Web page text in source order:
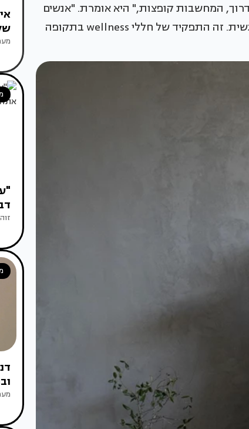
המחשבות קופצות," היא אומרת. "אנשים
מחפשים מקום להניח בו את הראש – לא רק פיזית, אלא רגשית. זה התפקיד של חללי wellness בתקופה